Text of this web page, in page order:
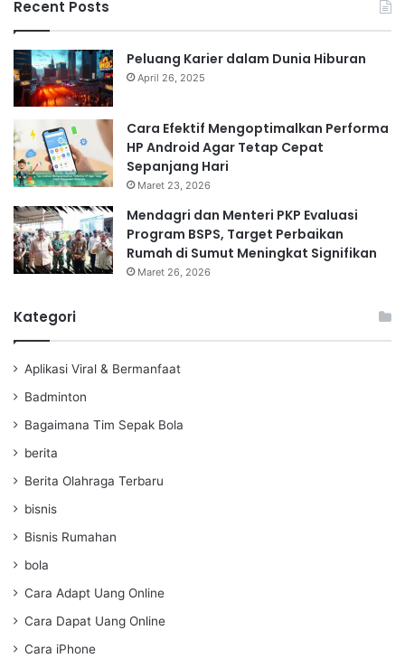
Recent Posts
Peluang Karier dalam Dunia Hiburan
April 26, 2025
Cara Efektif Mengoptimalkan Performa
HP Android Agar Tetap Cepat
Sepanjang Hari
Maret 23, 2026
Mendagri dan Menteri PKP Evaluasi
Program BSPS, Target Perbaikan
Rumah di Sumut Meningkat Signifikan
Maret 26, 2026
Kategori
Aplikasi Viral & Bermanfaat
Badminton
Bagaimana Tim Sepak Bola
berita
Berita Olahraga Terbaru
bisnis
Bisnis Rumahan
bola
Cara Adapt Uang Online
Cara Dapat Uang Online
Cara iPhone